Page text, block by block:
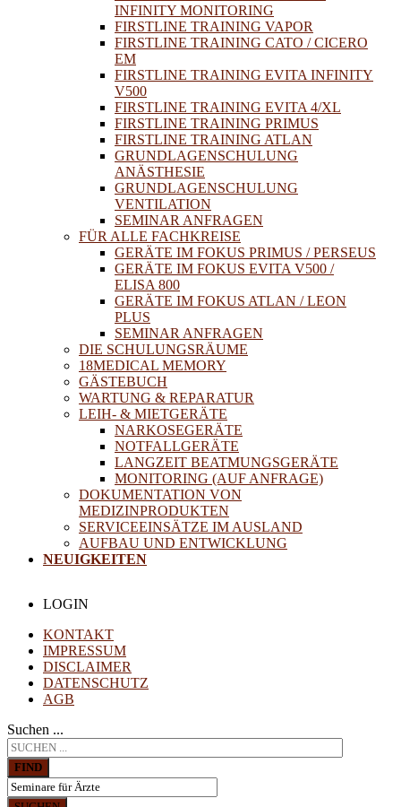
INFINITY MONITORING
FIRSTLINE TRAINING VAPOR
FIRSTLINE TRAINING CATO / CICERO
EM
FIRSTLINE TRAINING EVITA INFINITY
V500
FIRSTLINE TRAINING EVITA 4/XL
FIRSTLINE TRAINING PRIMUS
FIRSTLINE TRAINING ATLAN
GRUNDLAGENSCHULUNG
ANÄSTHESIE
GRUNDLAGENSCHULUNG
VENTILATION
SEMINAR ANFRAGEN
FÜR ALLE FACHKREISE
GERÄTE IM FOKUS PRIMUS / PERSEUS
GERÄTE IM FOKUS EVITA V500 /
ELISA 800
GERÄTE IM FOKUS ATLAN / LEON
PLUS
SEMINAR ANFRAGEN
DIE SCHULUNGSRÄUME
18MEDICAL MEMORY
GÄSTEBUCH
WARTUNG & REPARATUR
LEIH- & MIETGERÄTE
NARKOSEGERÄTE
NOTFALLGERÄTE
LANGZEIT BEATMUNGSGERÄTE
MONITORING (AUF ANFRAGE)
DOKUMENTATION VON
MEDIZINPRODUKTEN
SERVICEEINSÄTZE IM AUSLAND
AUFBAU UND ENTWICKLUNG
NEUIGKEITEN
LOGIN
KONTAKT
IMPRESSUM
DISCLAIMER
DATENSCHUTZ
AGB
Suchen ...
FIND